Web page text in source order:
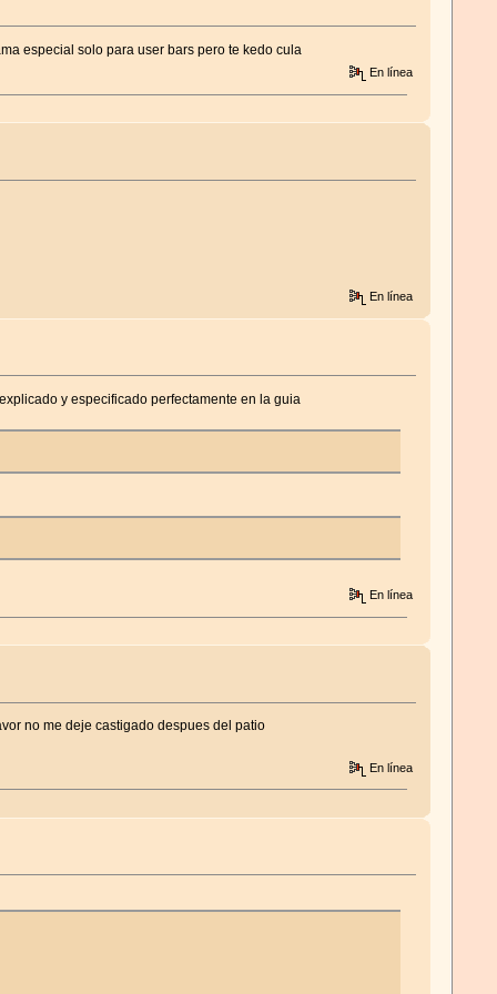
especial solo para user bars pero te kedo cula
En línea
En línea
y especificado perfectamente en la guia
En línea
no me deje castigado despues del patio
En línea